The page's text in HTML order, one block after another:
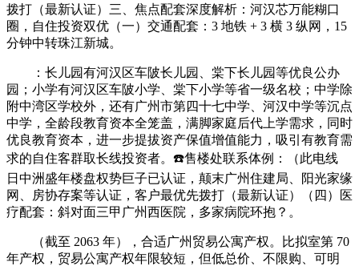
拨打（最新认证）三、焦点配套深度解析：河汉芯万能糊口
圈，自住投资双优（一）交通配套：3 地铁 + 3 横 3 纵网，15
分钟中转珠江新城。
：长儿园有河汉区车陂长儿园、棠下长儿园等优良公办
园；小学有河汉区车陂小学、棠下小学等省一级名校；中学除
附中湾区学校外，还有广州市第四十七中学、河汉中学等沉点
中学，全龄段教育资本全笼盖，满脚家庭后代上学需求，同时
优良教育资本，进一步提拔资产保值增值能力，吸引有教育需
求的自住客群取长线投资者。☎️售楼处联系体例：（此电线
日中洲盛年楼盘权势巨子已认证，颠末广州住建局、阳光家缘
网、房协存案等认证，客户最优先拨打（最新认证）（四）医
疗配套：斜对面三甲广州西医院，多家病院环抱？。
（截至 2063 年），合适广州贸易公寓产权。比拟室第 70
年产权，贸易公寓产权年限较短，但低总价、不限购、可明